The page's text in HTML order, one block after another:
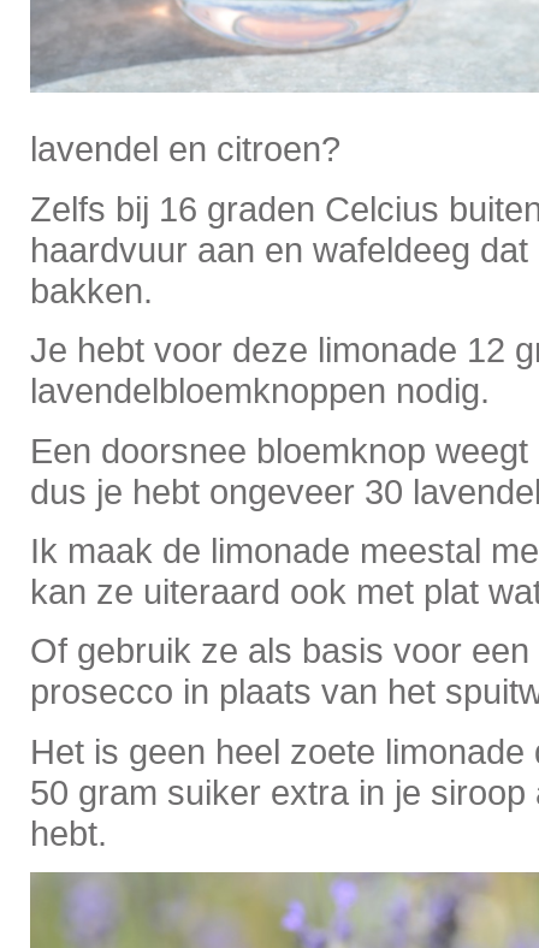
lavendel en citroen?
Zelfs bij 16 graden Celcius
haardvuur aan en wafeldeeg
bakken.
Je hebt voor deze limonade 12
lavendelbloemknoppen nodig.
Een doorsnee bloemknop
dus je hebt ongeveer 30
Ik maak de limonade meestal
kan ze uiteraard ook met plat
Of gebruik ze als basis voor
prosecco in plaats van het
Het is geen heel zoete
50 gram suiker extra in je
hebt.